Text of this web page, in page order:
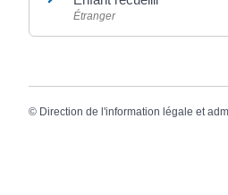
Étranger
© Direction de l'information légale et